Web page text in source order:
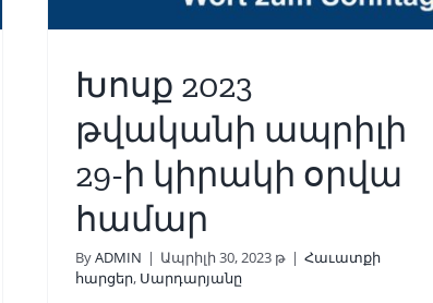
Խոսք 2023
թվականի ապրիլի
29-ի կիրակի օրվա
համար
ByADMIN | Ապրիլի 30, 2023 թ | Հաւատքի
հարցեր, Սարդարյանը